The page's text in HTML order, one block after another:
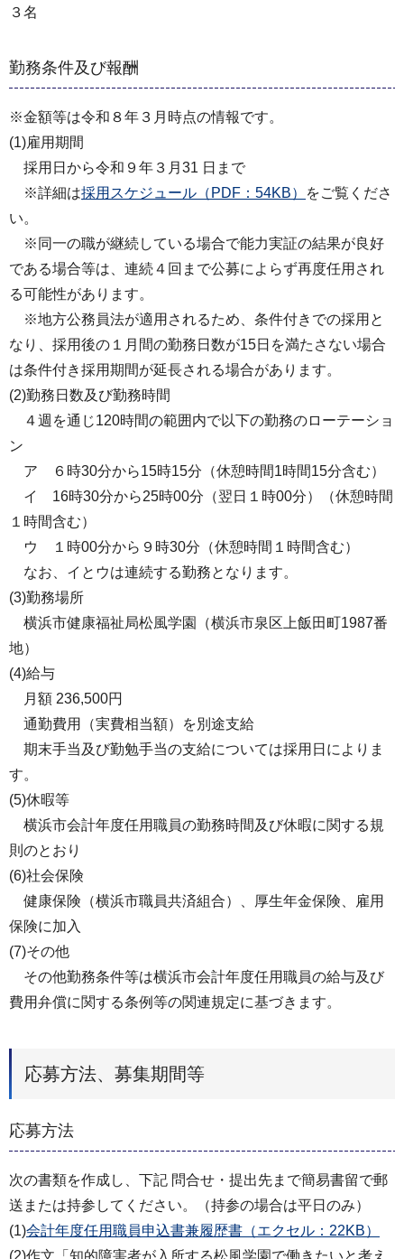
３名
勤務条件及び報酬
※金額等は令和８年３月時点の情報です。
(1)雇用期間
採用日から令和９年３月31 日まで
※詳細は採用スケジュール（PDF：54KB）
をご覧くださ
い。
※同一の職が継続している場合で能力実証の結果が良好
である場合等は、連続４回まで公募によらず再度任用され
る可能性があります。
※地方公務員法が適用されるため、条件付きでの採用と
なり、採用後の１月間の勤務日数が15日を満たさない場合
は条件付き採用期間が延長される場合があります。
(2)勤務日数及び勤務時間
４週を通じ120時間の範囲内で以下の勤務のローテーショ
ン
ア ６時30分から15時15分（休憩時間1時間15分含む）
イ 16時30分から25時00分（翌日１時00分）（休憩時間
１時間含む）
ウ １時00分から９時30分（休憩時間１時間含む）
なお、イとウは連続する勤務となります。
(3)勤務場所
横浜市健康福祉局松風学園（横浜市泉区上飯田町1987番
地）
(4)給与
月額 236,500円
通勤費用（実費相当額）を別途支給
期末手当及び勤勉手当の支給については採用日によりま
す。
(5)休暇等
横浜市会計年度任用職員の勤務時間及び休暇に関する規
則のとおり
(6)社会保険
健康保険（横浜市職員共済組合）、厚生年金保険、雇用
保険に加入
(7)その他
その他勤務条件等は横浜市会計年度任用職員の給与及び
費用弁償に関する条例等の関連規定に基づきます。
応募方法、募集期間等
応募方法
次の書類を作成し、下記 問合せ・提出先まで簡易書留で郵
送または持参してください。（持参の場合は平日のみ）
(1)会計年度任用職員申込書兼履歴書（エクセル：22KB）
(2)作文「知的障害者が入所する松風学園で働きたいと考え